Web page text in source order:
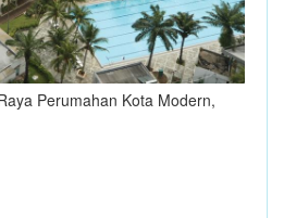
Perumahan Kota Modern,